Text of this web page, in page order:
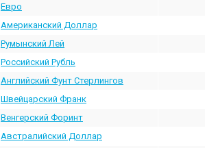
Евро
Aмериканский Доллар
Румынский Лей
Российский Рубль
Английский Фунт Стерлингов
Швейцарский Франк
Венгерский Форинт
Австралийский Доллар